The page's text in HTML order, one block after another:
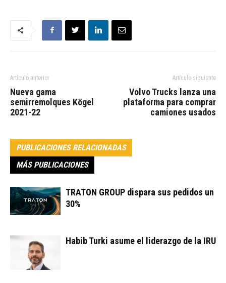
Artículo anterior
Nueva gama
semirremolques Kögel
2021-22
Artículo siguiente
Volvo Trucks lanza una
plataforma para comprar
camiones usados
PUBLICACIONES RELACIONADAS
MÁS PUBLICACIONES
TRATON GROUP dispara sus pedidos un
30%
Habib Turki asume el liderazgo de la IRU